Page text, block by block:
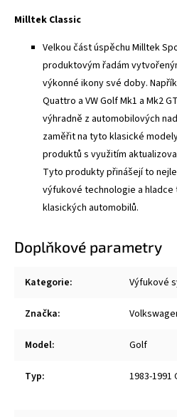
Milltek Classic
Velkou část úspěchu Milltek
produktovým řadám
výkonné ikony své doby.
Quattro a VW Golf Mk1 a Mk2
výhradně z automobilových
zaměřit na tyto klasické
produktů s využitím
Tyto produkty přinášejí to
výfukové technologie a
klasických automobilů.
Doplňkové parametry
Kategorie: Výfukové
Značka:
Model: Golf
Typ: 1983-1991